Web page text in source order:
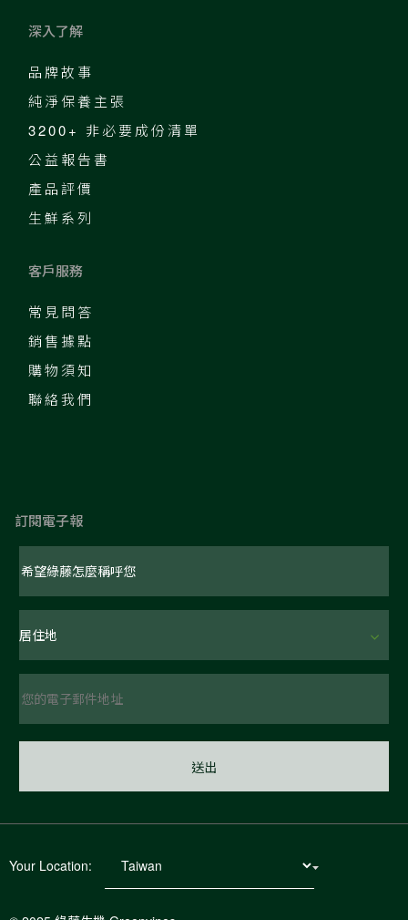
深入了解
品牌故事
純淨保養主張
3200+ 非必要成份清單
公益報告書
產品評價
生鮮系列
客戶服務
常見問答
銷售據點
購物須知
聯絡我們
訂閱電子報
Your Location: